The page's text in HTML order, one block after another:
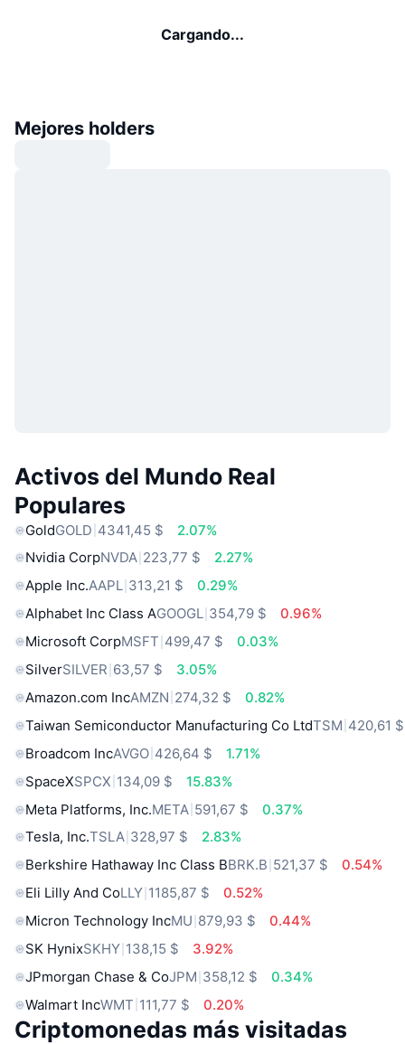
Cargando...
Mejores holders
Activos del Mundo Real
Populares
GoldGOLD 4341,45 $
2.07%
Nvidia CorpNVDA 223,77 $
2.27%
Apple Inc.AAPL 313,21 $
0.29%
Alphabet Inc Class AGOOGL 354,79 $
0.96%
Microsoft CorpMSFT 499,47 $
0.03%
SilverSILVER 63,57 $
3.05%
Amazon.com IncAMZN 274,32 $
0.82%
Taiwan Semiconductor Manufacturing Co LtdTSM 420,61 $
Broadcom IncAVGO 426,64 $
1.71%
SpaceXSPCX 134,09 $
15.83%
Meta Platforms, Inc.META 591,67 $
0.37%
Tesla, Inc.TSLA 328,97 $
2.83%
Berkshire Hathaway Inc Class BBRK.B 521,37 $
0.54%
Eli Lilly And CoLLY 1185,87 $
0.52%
Micron Technology IncMU 879,93 $
0.44%
SK HynixSKHY 138,15 $
3.92%
JPmorgan Chase & CoJPM 358,12 $
0.34%
Walmart IncWMT 111,77 $ 0.20%
Criptomonedas más visitadas